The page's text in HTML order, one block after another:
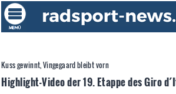
Kuss gewinnt, Vingegaard bleibt vorn
Highlight-Video der 19. Etappe des Giro